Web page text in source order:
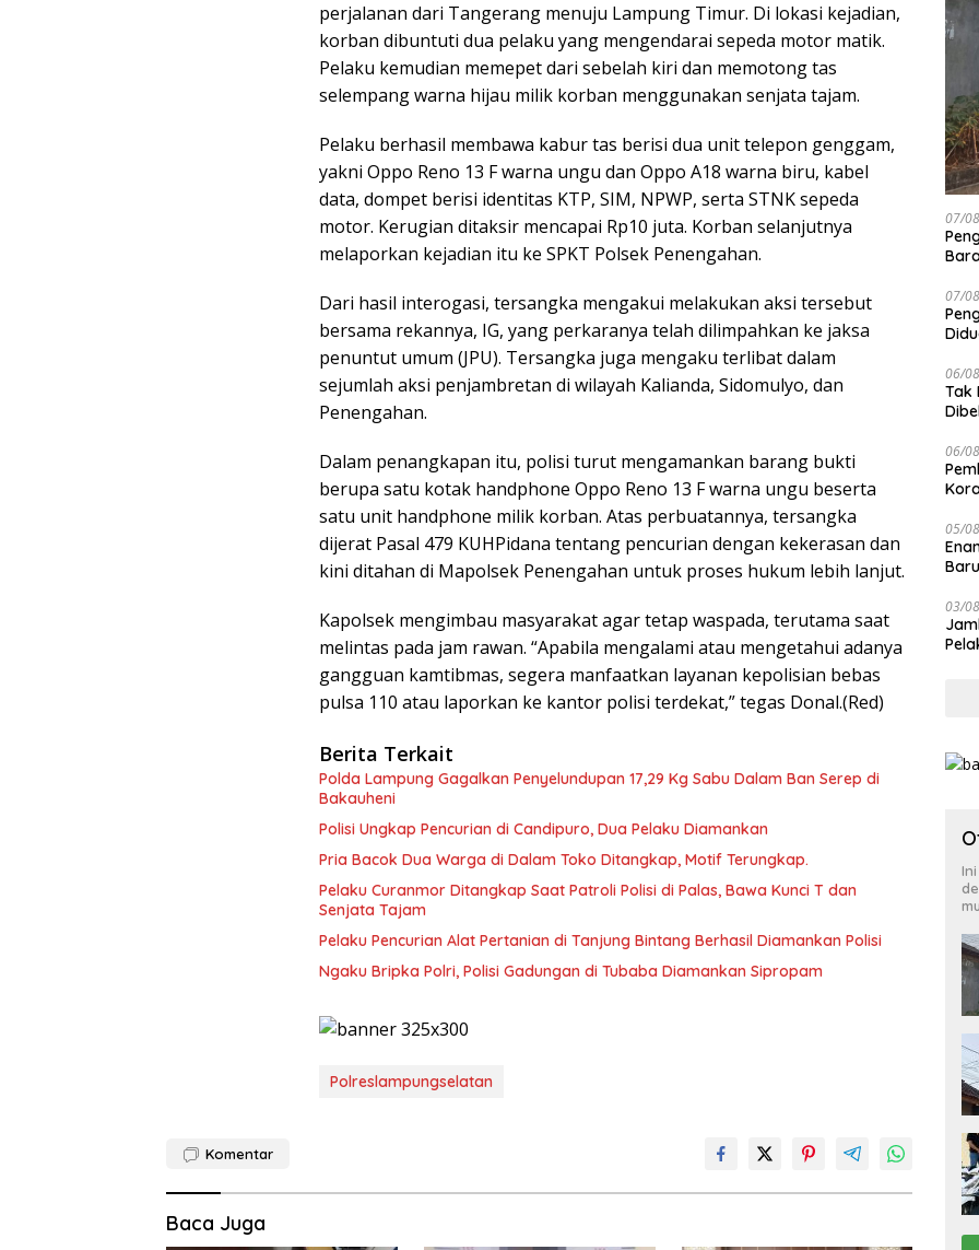
perjalanan dari Tangerang menuju Lampung Timur. Di lokasi kejadian,
korban dibuntuti dua pelaku yang mengendarai sepeda motor matik.
Pelaku kemudian memepet dari sebelah kiri dan memotong tas
selempang warna hijau milik korban menggunakan senjata tajam.
Pelaku berhasil membawa kabur tas berisi dua unit telepon genggam,
yakni Oppo Reno 13 F warna ungu dan Oppo A18 warna biru, kabel
data, dompet berisi identitas KTP, SIM, NPWP, serta STNK sepeda
motor. Kerugian ditaksir mencapai Rp10 juta. Korban selanjutnya
melaporkan kejadian itu ke SPKT Polsek Penengahan.
Dari hasil interogasi, tersangka mengakui melakukan aksi tersebut
bersama rekannya, IG, yang perkaranya telah dilimpahkan ke jaksa
penuntut umum (JPU). Tersangka juga mengaku terlibat dalam
sejumlah aksi penjambretan di wilayah Kalianda, Sidomulyo, dan
Penengahan.
Dalam penangkapan itu, polisi turut mengamankan barang bukti
berupa satu kotak handphone Oppo Reno 13 F warna ungu beserta
satu unit handphone milik korban. Atas perbuatannya, tersangka
dijerat Pasal 479 KUHPidana tentang pencurian dengan kekerasan dan
kini ditahan di Mapolsek Penengahan untuk proses hukum lebih lanjut.
Kapolsek mengimbau masyarakat agar tetap waspada, terutama saat
melintas pada jam rawan. “Apabila mengalami atau mengetahui adanya
gangguan kamtibmas, segera manfaatkan layanan kepolisian bebas
pulsa 110 atau laporkan ke kantor polisi terdekat,” tegas Donal.(Red)
Berita Terkait
Polda Lampung Gagalkan Penyelundupan 17,29 Kg Sabu Dalam Ban Serep di
Bakauheni
Polisi Ungkap Pencurian di Candipuro, Dua Pelaku Diamankan
Pria Bacok Dua Warga di Dalam Toko Ditangkap, Motif Terungkap.
Pelaku Curanmor Ditangkap Saat Patroli Polisi di Palas, Bawa Kunci T dan
Senjata Tajam
Pelaku Pencurian Alat Pertanian di Tanjung Bintang Berhasil Diamankan Polisi
Ngaku Bripka Polri, Polisi Gadungan di Tubaba Diamankan Sipropam
Polreslampungselatan
Komentar
Baca Juga
07/
07/
06/
Tak
06/
05/
03/